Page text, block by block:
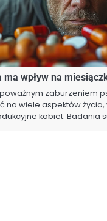
ma wpływ na
zaburzeniem
na wiele aspektów życia,
kobiet. Badania